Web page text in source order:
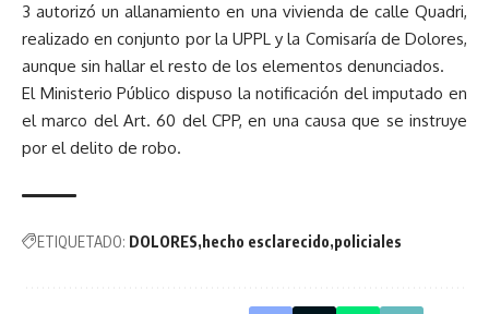
3 autorizó un allanamiento en una vivienda de calle Quadri,
realizado en conjunto por la UPPL y la Comisaría de Dolores,
aunque sin hallar el resto de los elementos denunciados.
El Ministerio Público dispuso la notificación del imputado en
el marco del Art. 60 del CPP, en una causa que se instruye
por el delito de robo.
ETIQUETADO: DOLORES hecho esclarecido policiales